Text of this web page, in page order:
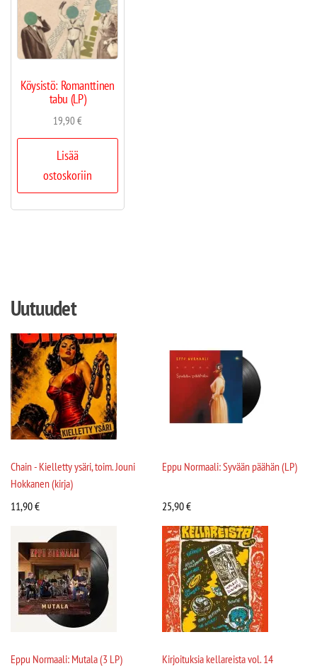
Köysistö: Romanttinen
tabu (LP)
19,90€
Lisää
ostoskoriin
Uutuudet
Chain - Kielletty ysäri, toim. Jouni
Hokkanen (kirja)
11,90€
Eppu Normaali: Syvään päähän (LP)
25,90€
Eppu Normaali: Mutala (3 LP)
Kirjoituksia kellareista vol. 14